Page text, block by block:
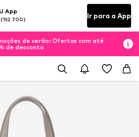
App
(152 700) Ir para a App
de verão: Ofertas com até
de desconto